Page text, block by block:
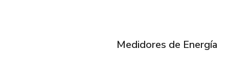
Medidores de Energía